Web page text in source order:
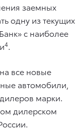
заемных
одну из текущих
с наиболее
4.
все новые
автомобили,
марки.
дилерском